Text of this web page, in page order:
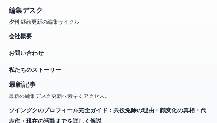
編集デスク
夕刊 継続更新の編集サイクル
会社概要
お問い合わせ
私たちのストーリー
最新記事
最新の編集デスク更新へ素早くアクセス。
ソイングクのプロフィール完全ガイド：兵役免除の理由・顔変化の真相・代
表作・現在の活動までを詳しく解説